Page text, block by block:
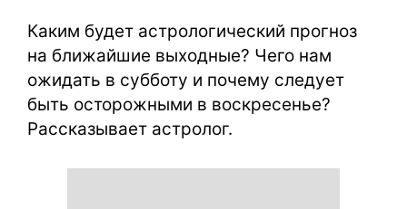
Каким будет астрологический прогноз
на ближайшие выходные? Чего нам
ожидать в субботу и почему следует
быть осторожными в воскресенье?
Рассказывает астролог.